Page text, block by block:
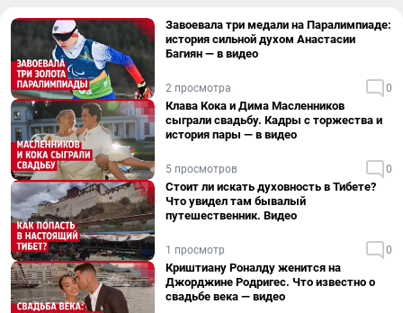
Завоевала три медали на Паралимпиаде:
история сильной духом Анастасии
Багиян — в видео
2 просмотра 0
Клава Кока и Дима Масленников
сыграли свадьбу. Кадры с торжества и
история пары — в видео
5 просмотров 0
Стоит ли искать духовность в Тибете?
Что увидел там бывалый
путешественник. Видео
1 просмотр 0
Криштиану Роналду женится на
Джорджине Родригес. Что известно о
свадьбе века — видео